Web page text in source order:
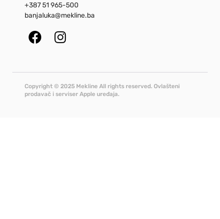
+387 51 965-500
banjaluka@mekline.ba
Copyright © 2025 Mekline All rights reserved. Ovlašteni
prodavač i serviser Apple uređaja.